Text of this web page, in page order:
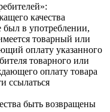
качества
был в употреблении,
товарный или
оплату указанного
товарного или
оплату товара
ссылаться
быть возвращены